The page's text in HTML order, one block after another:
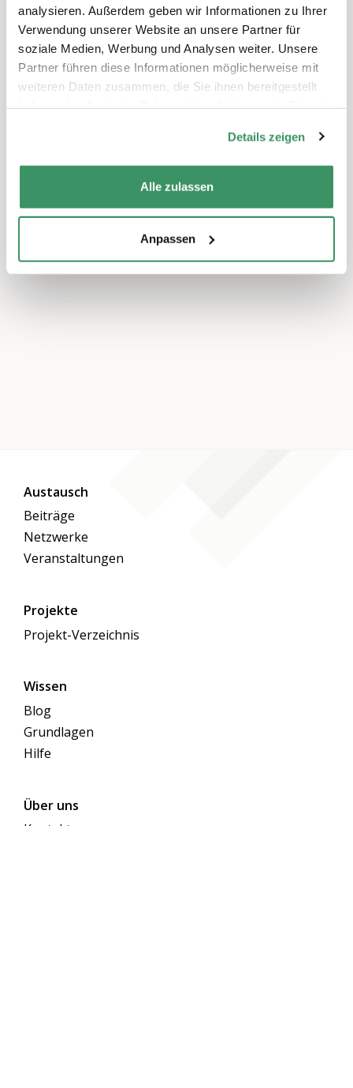
analysieren. Außerdem geben wir Informationen zu Ihrer
Verwendung unserer Website an unsere Partner für
soziale Medien, Werbung und Analysen weiter. Unsere
Partner führen diese Informationen möglicherweise mit
weiteren Daten zusammen, die Sie ihnen bereitgestellt
Details zeigen
Alle zulassen
Anpassen
Austausch
Beiträge
Netzwerke
Veranstaltungen
Projekte
Projekt-Verzeichnis
Wissen
Blog
Grundlagen
Hilfe
Über uns
Kontakt